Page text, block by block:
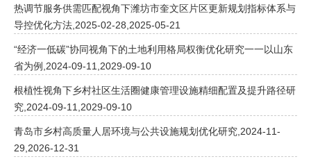
热调节服务供需匹配视角下潍坊市奎文区片区更新规划指标体系与
导控优化方法,2025-02-28,2025-05-21
“经济一低碳”协同视角下的土地利用格局权衡优化研究一一以山东
省为例,2024-09-11,2029-09-10
根植性视角下乡村社区生活圈健康管理设施精细配置及提升路径研
究,2024-09-11,2029-09-10
青岛市乡村高质量人居环境与公共设施规划优化研究,2024-11-
29,2026-12-31